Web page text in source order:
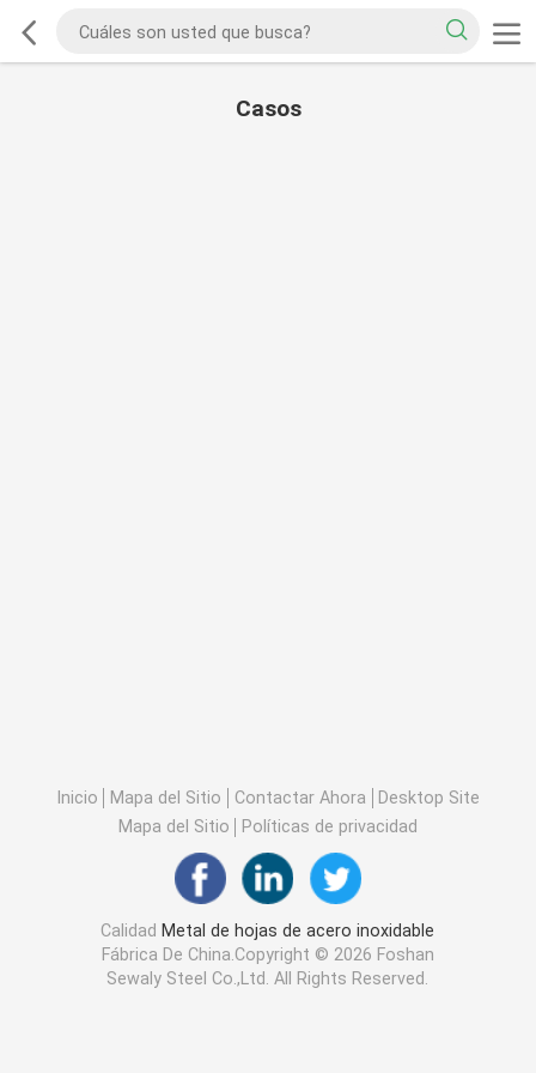
Casos
Inicio Mapa del Sitio Contactar Ahora
Desktop Site
Mapa del Sitio
Políticas de privacidad
Calidad Metal de hojas de acero inoxidable
Fábrica De China.Copyright © 2026 Foshan
Sewaly Steel Co.,Ltd. All Rights Reserved.